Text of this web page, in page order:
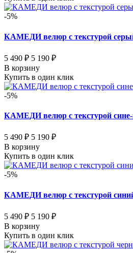
-5%
КАМЕДИ велюр с текстурой
5 490 ₽ 5 190 ₽
В корзину
Купить в один клик
-5%
КАМЕДИ велюр с текстурой сине-
5 490 ₽ 5 190 ₽
В корзину
Купить в один клик
-5%
КАМЕДИ велюр с текстурой
5 490 ₽ 5 190 ₽
В корзину
Купить в один клик